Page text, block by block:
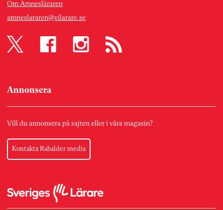
Om Ämnesläraren
amneslararen@vilarare.se
Annonsera
Vill du annonsera på sajten eller i våra magasin?
Kontakta Rabalder media